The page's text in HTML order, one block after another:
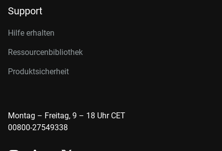
Support
Hilfe erhalten
Ressourcenbibliothek
Produktsicherheit
Montag – Freitag, 9 – 18 Uhr CET
00800-27549338